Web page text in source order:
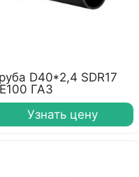
D40*2,4 SDR17
ГАЗ
Узнать цену